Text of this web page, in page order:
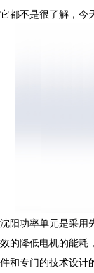
它都不是很了解，今
沈阳功率单元是采用
效的降低电机的能耗
件和专门的技术设计